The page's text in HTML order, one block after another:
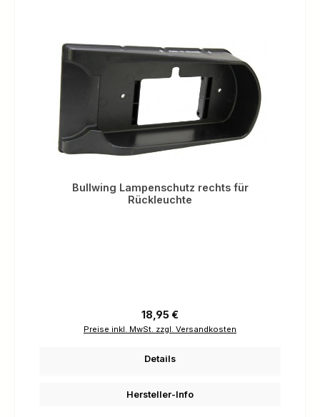
Bullwing Lampenschutz rechts für
Rückleuchte
Regulärer Preis:
18,95 €
Preise inkl. MwSt. zzgl. Versandkosten
Details
Hersteller-Info